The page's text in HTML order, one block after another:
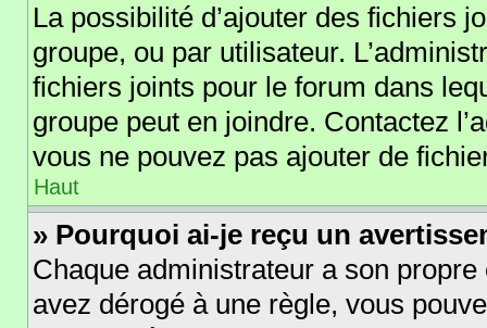
La possibilité d’ajouter des fichiers
groupe, ou par utilisateur.
fichiers joints pour le forum dans
groupe peut en joindre. Contactez
vous ne pouvez pas ajouter de
Haut
» Pourquoi ai-je reçu un
Chaque administrateur a son
avez dérogé à une règle, vous